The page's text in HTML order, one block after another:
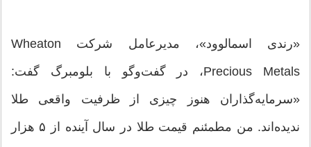
«رندی اسمالوود»، مدیرعامل شرکت Wheaton
Precious Metals، در گفت‌وگو با بلومبرگ گفت:
«سرمایه‌گذاران هنوز چیزی از ظرفیت واقعی طلا
ندیده‌اند. من مطمئنم قیمت طلا در سال آینده از ۵ هزار